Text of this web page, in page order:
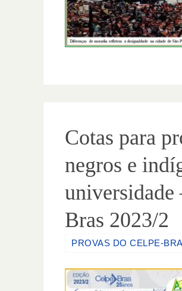
Cotas para
negros e
universidade
Bras 2023/2
PROVAS DO CELPE-